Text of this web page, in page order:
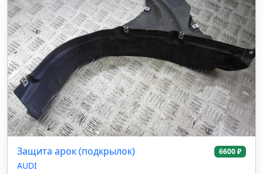
Защита арок (подкрылок) 6600 ₽
AUDI